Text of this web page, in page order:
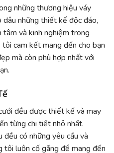
những thương hiệu váy
dâu những thiết kế độc đáo,
và kinh nghiệm trong
cam kết mang đến cho bạn
mà còn phù hợp nhất với
đều được thiết kế và may
từng chi tiết nhỏ nhất.
đều có những yêu cầu và
tôi luôn cố gắng để mang đến